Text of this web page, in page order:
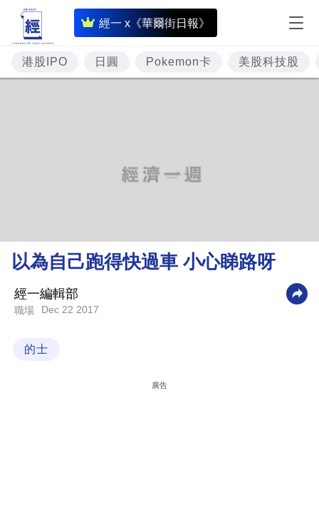
經一 x《華爾街日報》
即
時
財
經
理
財
業
港股IPO 日圓 Pokemon卡 美股科技股
以為自己跑得快過車 小心睇路呀
經一編輯部
職場 Dec 22 2017
的士
廣告